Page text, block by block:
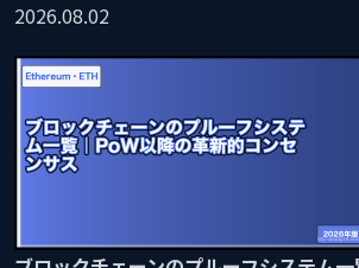
2026.08.02